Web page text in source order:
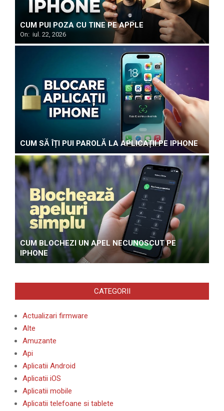
CUM PUI POZA CU TINE PE APPLE
On: iul. 22, 2026
CUM SĂ ÎȚI PUI PAROLĂ LA APLICAȚII PE IPHONE
CUM BLOCHEZI UN APEL NECUNOSCUT PE
IPHONE
CATEGORII
Actualizari firmware
Alte
Amuzante
Api
Aplicatii Android
Aplicatii iOS
Aplicatii mobile
Aplicatii telefoane si tablete